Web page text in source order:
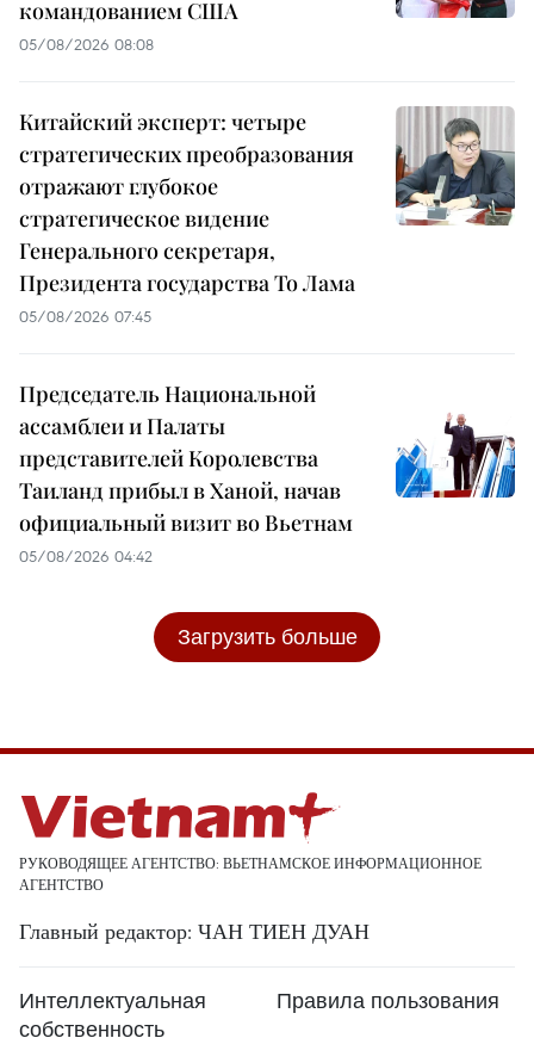
командованием США
05/08/2026 08:08
Китайский эксперт: четыре
стратегических преобразования
отражают глубокое
стратегическое видение
Генерального секретаря,
Президента государства То Лама
05/08/2026 07:45
Председатель Национальной
ассамблеи и Палаты
представителей Королевства
Таиланд прибыл в Ханой, начав
официальный визит во Вьетнам
05/08/2026 04:42
Загрузить больше
РУКОВОДЯЩЕЕ АГЕНТСТВО: ВЬЕТНАМСКОЕ ИНФОРМАЦИОННОЕ
АГЕНТСТВО
Главный редактор: ЧАН ТИЕН ДУАН
Интеллектуальная
собственность
Правила пользования